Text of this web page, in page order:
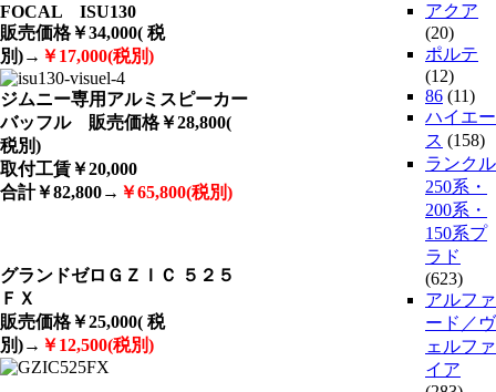
FOCAL ISU130
販売価格￥34,000( 税
別)→ ￥17,000(税別)
ジムニー専用アルミスピーカー
バッフル 販売価格￥28,800(
税別)
取付工賃￥20,000
合計￥82,800→ ￥65,800(税別)
グランドゼロＧＺＩＣ ５２５
ＦＸ
販売価格￥25,000( 税
別)→ ￥12,500(税別)
アクア
(20)
ポルテ
(12)
86 (11)
ハイエー
ス (158)
ランクル
250系・
200系・
150系プ
ラド
(623)
アルファ
ード／ヴ
ェルファ
イア